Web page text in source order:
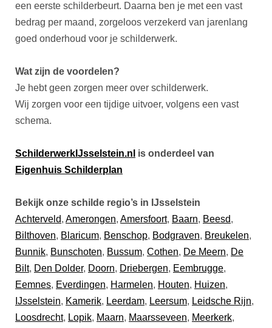
een eerste schilderbeurt. Daarna ben je met een vast
bedrag per maand, zorgeloos verzekerd van jarenlang
goed onderhoud voor je schilderwerk.
Wat zijn de voordelen?
Je hebt geen zorgen meer over schilderwerk.
Wij zorgen voor een tijdige uitvoer, volgens een vast
schema.
SchilderwerkIJsselstein.nl is onderdeel van
Eigenhuis Schilderplan
Bekijk onze schilde regio’s in IJsselstein
Achterveld, Amerongen, Amersfoort, Baarn, Beesd,
Bilthoven, Blaricum, Benschop, Bodgraven, Breukelen,
Bunnik, Bunschoten, Bussum, Cothen, De Meern, De
Bilt, Den Dolder, Doorn, Driebergen, Eembrugge,
Eemnes, Everdingen, Harmelen, Houten, Huizen,
IJsselstein, Kamerik, Leerdam, Leersum, Leidsche Rijn,
Loosdrecht, Lopik, Maarn, Maarsseveen, Meerkerk,